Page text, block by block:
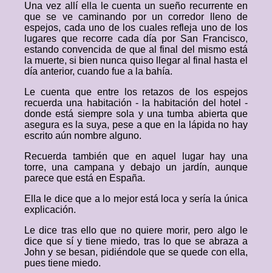
Una vez allí ella le cuenta un sueño recurrente en
que se ve caminando por un corredor lleno de
espejos, cada uno de los cuales refleja uno de los
lugares que recorre cada día por San Francisco,
estando convencida de que al final del mismo está
la muerte, si bien nunca quiso llegar al final hasta el
día anterior, cuando fue a la bahía.
Le cuenta que entre los retazos de los espejos
recuerda una habitación - la habitación del hotel -
donde está siempre sola y una tumba abierta que
asegura es la suya, pese a que en la lápida no hay
escrito aún nombre alguno.
Recuerda también que en aquel lugar hay una
torre, una campana y debajo un jardín, aunque
parece que está en España.
Ella le dice que a lo mejor está loca y sería la única
explicación.
Le dice tras ello que no quiere morir, pero algo le
dice que sí y tiene miedo, tras lo que se abraza a
John y se besan, pidiéndole que se quede con ella,
pues tiene miedo.